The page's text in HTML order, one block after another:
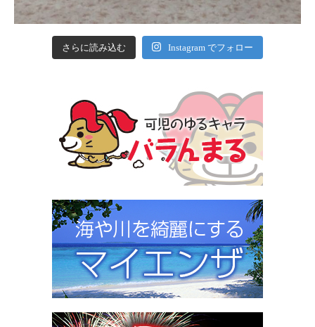
さらに読み込む Instagram でフォロー